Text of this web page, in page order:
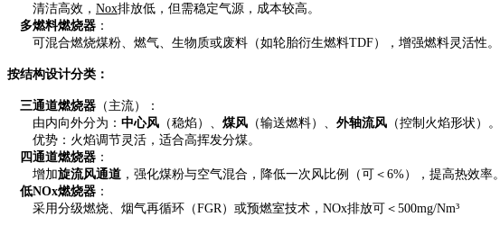
清洁高效， Nox排放低，但需稳定气源，成本较高。
多燃料燃烧器 ：
可混合燃烧煤粉、燃气、生物质或废料（如轮胎衍生燃料TDF），增强燃料灵活性。
按结构设计分类：
三通道燃烧器 （主流）：
由内向外分为： 中心风 （稳焰）、 煤风 （输送燃料）、 外轴流风 （控制火焰形状）。
优势：火焰调节灵活，适合高挥发分煤。
四通道燃烧器 ：
增加旋流风通道 ，强化煤粉与空气混合，降低一次风比例（可＜ 6%），提高热效率。
低NOx燃烧器 ：
采用分级燃烧、烟气再循环（FGR）或预燃室技术，NOx排放可＜500mg/Nm³